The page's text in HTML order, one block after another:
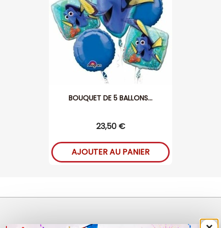
BOUQUET DE 5 BALLONS...
23,50 €
AJOUTER AU PANIER